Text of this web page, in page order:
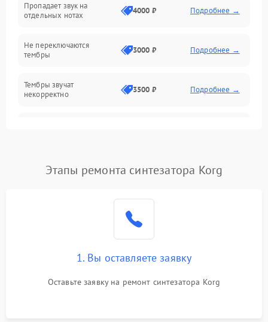
Оптика
Электроника
Пропадает звук на
отдельных нотах
4000 ₽ Подробнее →
Не переключаются
тембры
3000 ₽ Подробнее →
Тембры звучат
некорректно
3500 ₽ Подробнее →
Этапы ремонта синтезатора Korg
1. Вы оставляете заявку
Оставьте заявку на ремонт синтезатора Korg